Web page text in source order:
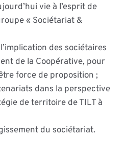
vie à l’esprit de
« Sociétariat &
des sociétaires
de la Coopérative, pour
force de proposition ;
dans la perspective
de territoire de TILT à
du sociétariat.